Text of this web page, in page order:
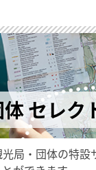
セレク
局・団体の特